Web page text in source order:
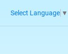
Select Language ▼